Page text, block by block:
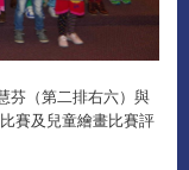
芬（第二排右六）與
賽及兒童繪畫比賽評